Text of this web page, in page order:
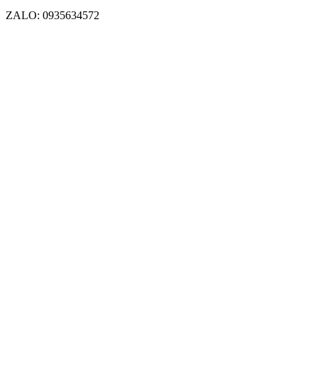
ZALO: 0935634572